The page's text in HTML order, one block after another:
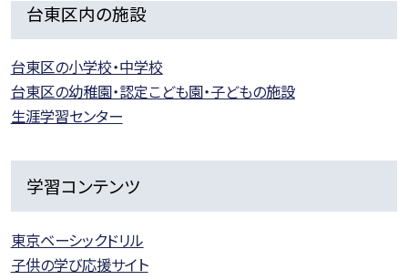
台東区内の施設
台東区の小学校・中学校
台東区の幼稚園・認定こども園・子どもの施設
生涯学習センター
学習コンテンツ
東京ベーシックドリル
子供の学び応援サイト